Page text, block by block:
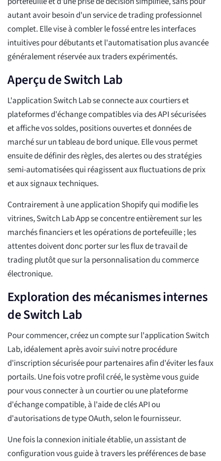
autant avoir besoin d'un service de trading professionnel
complet. Elle vise à combler le fossé entre les interfaces
intuitives pour débutants et l'automatisation plus avancée
généralement réservée aux traders expérimentés.
Aperçu de Switch Lab
L'application Switch Lab se connecte aux courtiers et
plateformes d'échange compatibles via des API sécurisées
et affiche vos soldes, positions ouvertes et données de
marché sur un tableau de bord unique. Elle vous permet
ensuite de définir des règles, des alertes ou des stratégies
semi-automatisées qui réagissent aux fluctuations de prix
et aux signaux techniques.
Contrairement à une application Shopify qui modifie les
vitrines, Switch Lab App se concentre entièrement sur les
marchés financiers et les opérations de portefeuille ; les
attentes doivent donc porter sur les flux de travail de
trading plutôt que sur la personnalisation du commerce
électronique.
Exploration des mécanismes internes
de Switch Lab
Pour commencer, créez un compte sur l'application Switch
Lab, idéalement après avoir suivi notre procédure
d'inscription sécurisée pour partenaires afin d'éviter les faux
portails. Une fois votre profil créé, le système vous guide
pour vous connecter à un courtier ou une plateforme
d'échange compatible, à l'aide de clés API ou
d'autorisations de type OAuth, selon le fournisseur.
Une fois la connexion initiale établie, un assistant de
configuration vous guide à travers les préférences de base